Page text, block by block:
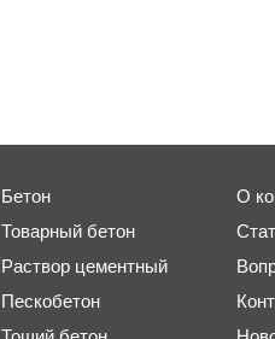
Бетон
Товарный бетон
Раствор цементный
Пескобетон
О